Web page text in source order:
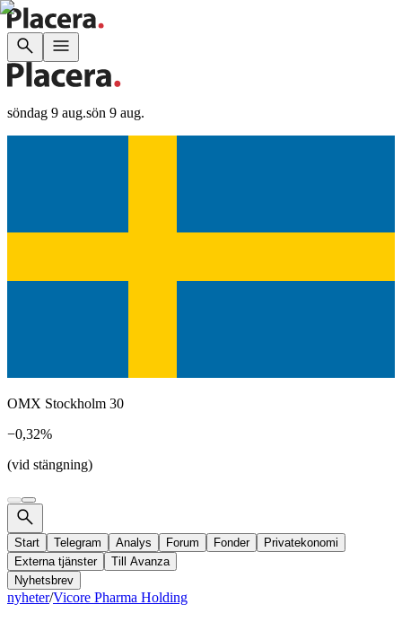
söndag 9 aug.sön 9 aug.
OMX Stockholm 30
−0,32%
(vid stängning)
Start Telegram Analys Forum Fonder
Privatekonomi
Externa tjänster
Till Avanza
Nyhetsbrev
nyheter/Vicore Pharma Holding